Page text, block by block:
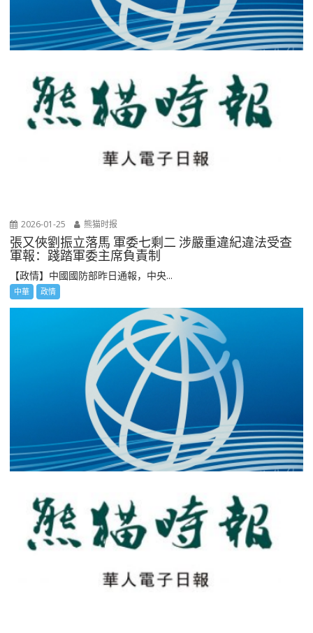
2026-01-25 熊猫时报
張又俠劉振立落馬 軍委七剩二 涉嚴重違紀違法受查
軍報：踐踏軍委主席負責制
【政情】中國國防部昨日通報，中央...
中華 政情